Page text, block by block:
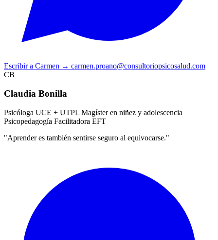
Escribir a Carmen → carmen.proano@consultoriopsicosalud.com
CB
Claudia Bonilla
Psicóloga UCE + UTPL Magíster en niñez y adolescencia
Psicopedagogía Facilitadora EFT
"Aprender es también sentirse seguro al equivocarse."